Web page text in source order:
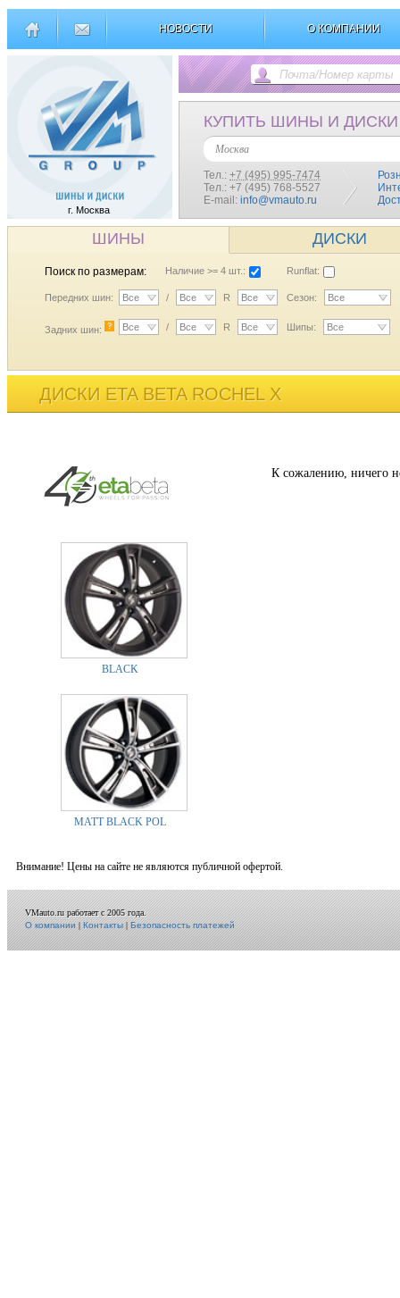
НОВОСТИ О КОМПАНИИ
г. Москва
КУПИТЬ ШИНЫ И ДИСКИ
Москва
Тел.: +7 (495) 995-7474
Тел.: +7 (495) 768-5527
E-mail: info@vmauto.ru
ШИНЫ ДИСКИ
Поиск по размерам: Наличие >= 4 шт.: Runflat:
Передних шин: Все / Все R Все Сезон: Все
Задних шин: ? Все / Все R Все Шипы: Все
ДИСКИ ETA BETA ROCHEL X
BLACK
MATT BLACK POL
К сожалению, ничего
Внимание! Цены на сайте не являются публичной офертой.
VMauto.ru работает с 2005 года.
О компании|Контакты|Безопасность платежей